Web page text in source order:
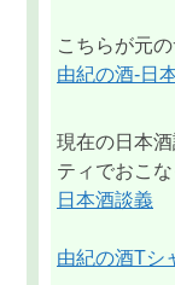
こちらが元
由紀の酒-日
現在の日本
ティでおこ
日本酒談義
由紀の酒Tシ